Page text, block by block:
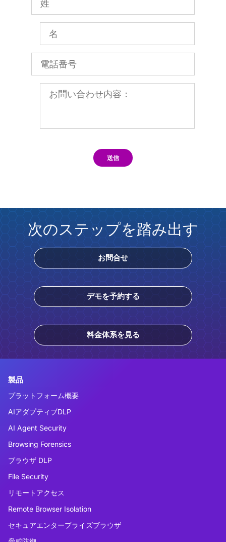
送信
次のステップを踏み出す
お問合せ
デモを予約する
料金体系を見る
製品
プラットフォーム概要
AIアダプティブDLP
AI Agent Security
Browsing Forensics
ブラウザ DLP
File Security
リモートアクセス
Remote Browser Isolation
セキュアエンタープライズブラウザ